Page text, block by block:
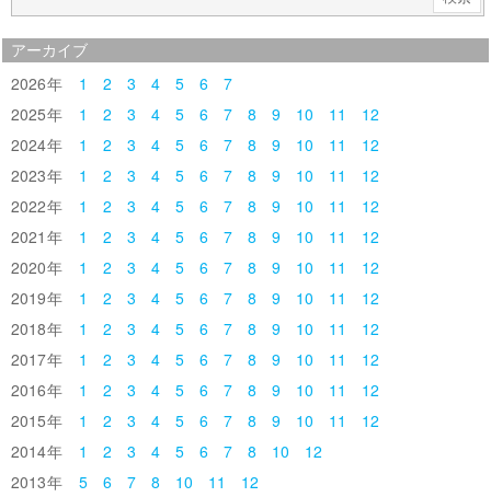
アーカイブ
2026 1 2 3 4 5 6
7
2025
1 2 3 4 5 6 7 8 9 10 11
12
2024
1 2 3 4 5 6 7 8 9 10 11
12
2023
1 2 3 4 5 6 7 8 9 10 11
12
2022
1 2 3 4 5 6 7 8 9 10 11
12
2021
1 2 3 4 5 6 7 8 9 10 11
12
2020
1 2 3 4 5 6 7 8 9 10 11
12
2019
1 2 3 4 5 6 7 8 9 10 11
12
2018
1 2 3 4 5 6 7 8 9 10 11
12
2017
1 2 3 4 5 6 7 8 9 10 11
12
2016
1 2 3 4 5 6 7 8 9 10 11
12
2015
1 2 3 4 5 6 7 8 9 10 11
12
2014
1 2 3 4 5 6 7 8 10
12
2013
5 6 7 8 10 11
12